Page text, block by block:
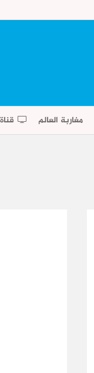
مغاربة العالم